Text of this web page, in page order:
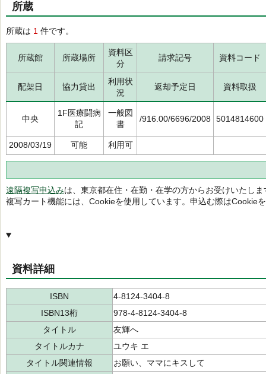
所蔵
所蔵は 1 件です。
所蔵館 所蔵場所
資料区
分
請求記号 資料コード
配架日 協力貸出
利用状
況
返却予定日 資料取扱
中央
1F医療闘病
記
一般図
書
/916.00/6696/2008 5014814600
2008/03/19 可能 利用可
遠隔複写申込みは、東京都在住・在勤・在学の方からお受けいたしま
複写カート機能には、Cookieを使用しています。申込む際はCookie
資料詳細
ISBN
4-8124-3404-8
ISBN13桁
978-4-8124-3404-8
タイトル
友輝へ
タイトルカナ
ユウキ エ
タイトル関連情報
お願い、ママにキスして